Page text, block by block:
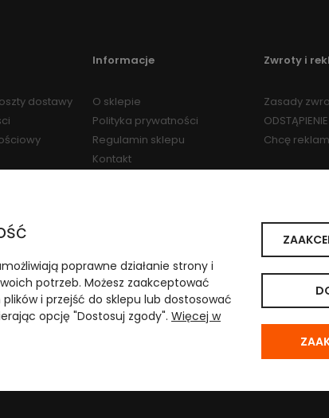
dostawy
Informacje
O sklepie
Polityka prywatności
Regulamin sklepu
Kontakt
Zwroty i
Zasady
Chcę
poprawne działanie strony i
potrzeb. Możesz zaakceptować
i przejść do sklepu lub dostosować
opcję "Dostosuj zgody". Więcej w